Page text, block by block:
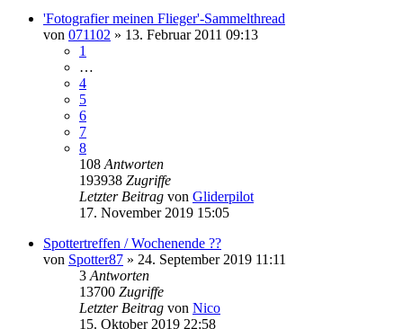
'Fotografier meinen Flieger'-Sammelthread
von 071102 » 13. Februar 2011 09:13
1
…
4
5
6
7
8
108 Antworten
193938 Zugriffe
Letzter Beitrag von Gliderpilot
17. November 2019 15:05
Spottertreffen / Wochenende ??
von Spotter87 » 24. September 2019 11:11
3 Antworten
13700 Zugriffe
Letzter Beitrag von Nico
15. Oktober 2019 22:58